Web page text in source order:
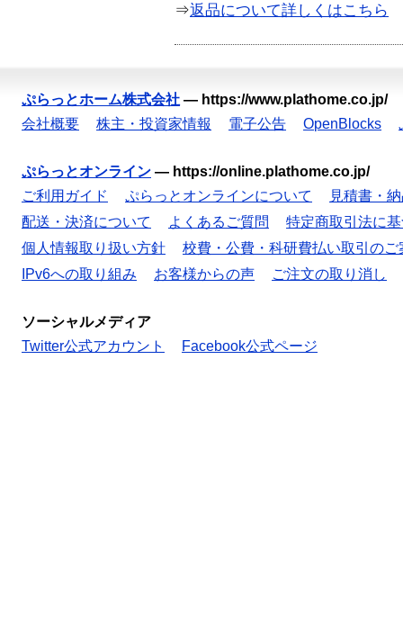
⇒返品について詳しくはこちら
ぷらっとホーム株式会社 — https://www.plathome.co.jp/
会社概要
株主・投資家情報 電子公告 OpenBlocks
ぷらっとオンライン — https://online.plathome.co.jp/
ご利用ガイド
ぷらっとオンラインについて
見積書・
配送・決済について
よくあるご質問
特定商取引法に
個人情報取り扱い方針
校費・公費・科研費払い取引のご
IPv6への取り組み
お客様からの声 ご注文の取り消し
ソーシャルメディア
Twitter公式アカウント
Facebook公式ページ